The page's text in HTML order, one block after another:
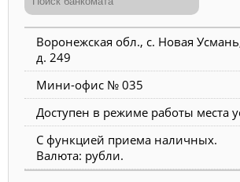
Воронежская обл., с. Новая
д. 249
Мини-офис № 035
Доступен в режиме работы места
С функцией приема наличных.
Валюта: рубли.